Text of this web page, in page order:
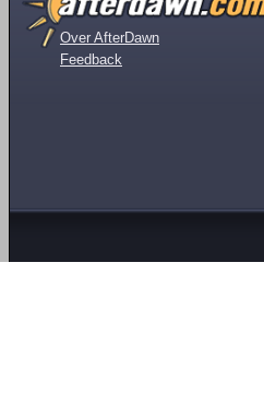
Over AfterDawn
Feedback